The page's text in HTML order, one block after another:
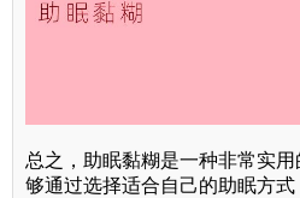
总之，助眠黏糊是一种非常实
够通过选择适合自己的助眠方